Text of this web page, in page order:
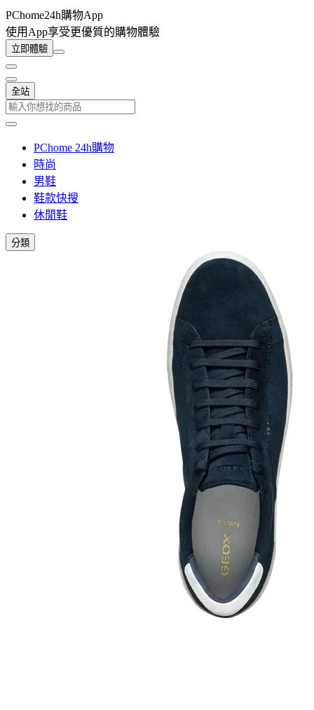
PChome24h購物App
使用App享受更優質的購物體驗
立即體驗
全站
PChome 24h購物
時尚
男鞋
鞋款快搜
休閒鞋
分類